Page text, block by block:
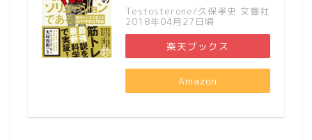
Testosterone/久保孝史 文響社
2018年04月27日頃
楽天ブックス
Amazon